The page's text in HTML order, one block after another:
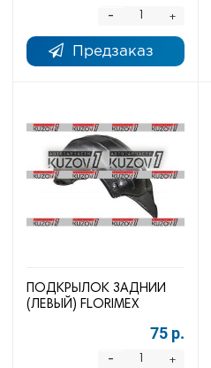
+
-
Предзаказ
ПОДКРЫЛОК ЗАДНИЙ
(ЛЕВЫЙ) FLORIMEX
75 р.
+
-